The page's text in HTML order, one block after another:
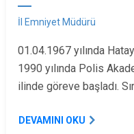
İl Emniyet Müdürü
01.04.1967 yılında
1990 yılında Polis
ilinde göreve başladı.
DEVAMINI OKU